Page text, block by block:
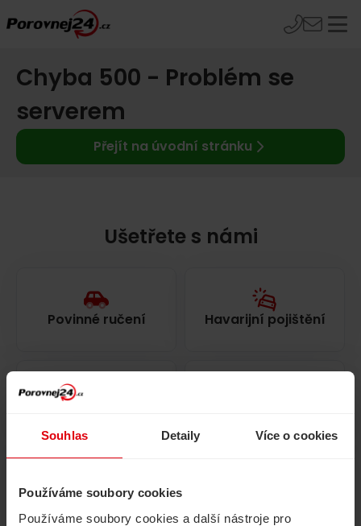
Souhlas Detaily Více o cookies
Používáme soubory cookies
Používáme soubory cookies a další nástroje pro
Chyba 500 - Problém se
serverem
Přejít na úvodní stránku
Ušetřete s námi
Povinné ručení Havarijní pojištění
Volání, internet, TV